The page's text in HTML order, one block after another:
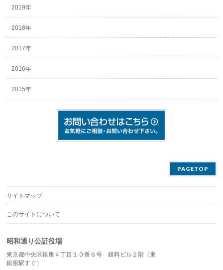
2019年
2018年
2017年
2016年
2015年
PAGETOP
サイトマップ
このサイトについて
昭和通り公証役場
東京都中央区銀座４丁目１０番６号 銀料ビル２階（東
銀座駅すぐ）